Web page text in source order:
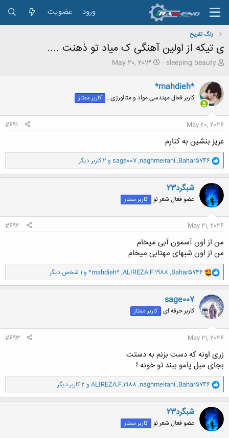
ورود عضویت
زنگ تفريح
ی تیکه از اولین آهنگی ک میاد تو ذهنت ....
ش
و
ع
ک
ن
ن
د
م
و
ض
و
ع
sleeping beauty
ت
خ
ر
May 20, 2013
*mahdieh*
کاربر فعال مهندسی مواد و متالورژی , کاربر ممتاز
May 20, 2026
#691
عزیز بنشین به کنارم
و
ا
ک
ن
ش
ه
ا
Bahar5746
,
naghmeirani
,
sage007 و 2 کاربر دیگر
شبگرد23
عضو فعال شعر نو کاربر ممتاز
May 21, 2026
#692
من از اون آسمون آبی میخام
من از اون شبهای مهتابی میخام
و
ا
ک
ن
ش
ه
:
Bahar5746
,
ALIREZA.F.1988
,
*mahdieh* و 1 شخص دیگر
sage007
کاربر حرفه ای کاربر ممتاز
May 21, 2026
#693
زری اونه که دست بزنم به دستت
بجای مبل پامو ببند تو خونه !
و
ا
ک
ن
ش
ه
ا
Bahar5746
,
naghmeirani
,
ALIREZA.F.1988 و 2 کاربر دیگر
شبگرد23
عضو فعال شعر نو کاربر ممتاز